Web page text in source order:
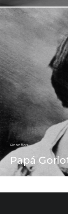
Reseñas
Papá